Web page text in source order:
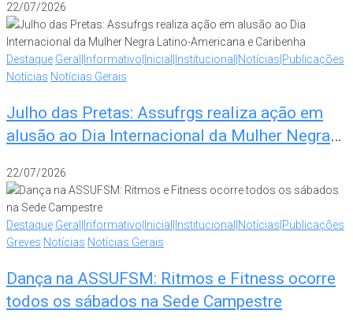
22/07/2026
Destaque Geral|Informativo|Inicial|Institucional|Notícias|Publicações
Notícias Notícias Gerais
Julho das Pretas: Assufrgs realiza ação em
alusão ao Dia Internacional da Mulher Negra
22/07/2026
Destaque Geral|Informativo|Inicial|Institucional|Notícias|Publicações
Greves Notícias Notícias Gerais
Dança na ASSUFSM: Ritmos e Fitness ocorre
todos os sábados na Sede Campestre